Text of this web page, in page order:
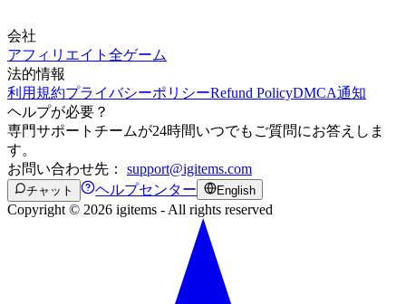
会社
アフィリエイト 全ゲーム
法的情報
利用規約プライバシーポリシーRefund PolicyDMCA通知
ヘルプが必要？
専門サポートチームが24時間いつでもご質問にお答えしま
す。
お問い合わせ先： support@igitems.com
チャット ヘルプセンター English
Copyright © 2026 igitems - All rights reserved